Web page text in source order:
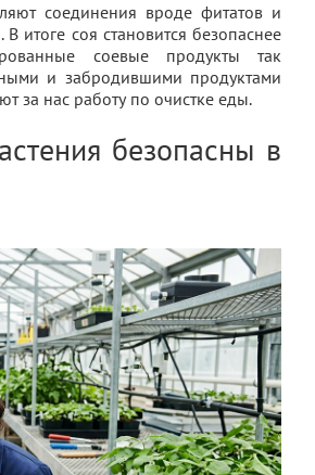
соединения вроде фитатов и
итоге соя становится безопаснее
соевые продукты так
и забродившими продуктами
за нас работу по очистке еды.
безопасны в